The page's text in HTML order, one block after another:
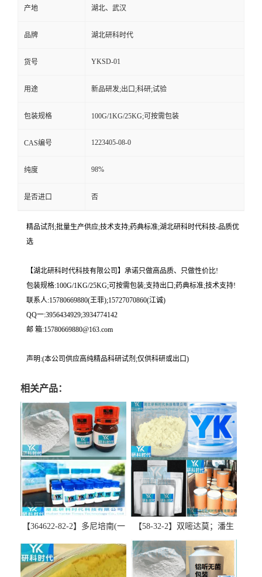
产地 湖北、武汉
品牌 湖北研科时代
货号 YKSD-01
用途 新品研发;出口;科研;试验
包装规格 100G/1KG/25KG;可按需包装
CAS编号 1223405-08-0
纯度 98%
是否进口 否
精品试剂;批量生产供应;技术支持;药典标准;湖北研科时代科技-品质优
选
【湖北研科时代科技有限公司】承诺只做高品质、只做性价比!
包装规格:100G/1KG/25KG;可按需包装;支持出口;药典标准;技术支持!
联系人:15780669880(王菲);15727070860(江诚)
QQ一:3956434929;3934774142
邮 箱:15780669880@163.com
声明:(本公司供应高纯精品科研试剂;仅供科研或出口)
相关产品：
【364622-82-2】多尼培南(一
精品科研试剂-湖北研科时代
科技-“研”无止境;“科”学创
【58-32-2】双嘧达莫；潘生
丁-精品科研试剂-湖北研科时
代科技-“研”无止境;“科”学创
新！支持三方验证；支持定